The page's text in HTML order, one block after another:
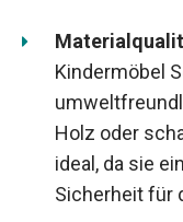
Kindermöbel
Holz oder
ideal, da sie
Sicherheit für